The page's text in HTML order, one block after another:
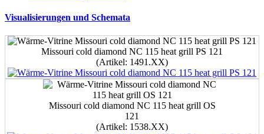
Visualisierungen und Schemata
Missouri cold diamond NC 115 heat grill PS 121
(Artikel: 1491.XX)
Missouri cold diamond NC 115 heat grill OS
121
(Artikel: 1538.XX)